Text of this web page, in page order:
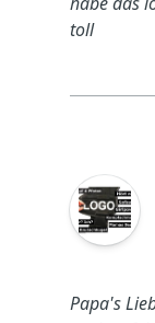
toll
Papa's